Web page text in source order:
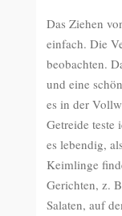
Das Ziehen
einfach. Die
beobachten.
und eine
es in der
Getreide teste
es lebendig,
Keimlinge
Gerichten, z.
Salaten, auf